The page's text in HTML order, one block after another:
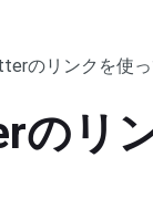
のリンクを使
のリ